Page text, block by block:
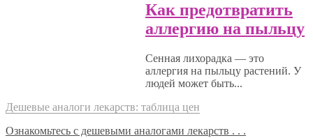
Как предотвратить
аллергию на пыльцу
Сенная лихорадка — это
аллергия на пыльцу растений. У
людей может быть...
Дешевые аналоги лекарств: таблица цен
Ознакомьтесь с дешевыми аналогами лекарств . . .